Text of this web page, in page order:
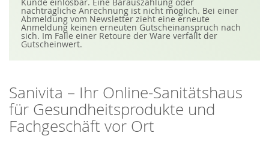
i
e
s
i
c
f
n
s
e
r
e
n
Kunde einlösbar. Eine Barauszahlung oder
nachträgliche Anrechnung ist nicht möglich. Bei einer
Abmeldung vom Newsletter zieht eine erneute
Anmeldung keinen erneuten Gutscheinanspruch nach
sich. Im Falle einer Retoure der Ware verfällt der
Gutscheinwert.
Sanivita – Ihr Online-Sanitätshaus
für Gesundheitsprodukte und
Fachgeschäft vor Ort